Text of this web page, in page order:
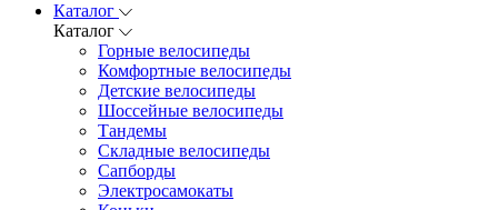
Каталог
Каталог
Горные велосипеды
Комфортные велосипеды
Детские велосипеды
Шоссейные велосипеды
Тандемы
Складные велосипеды
Сапборды
Электросамокаты